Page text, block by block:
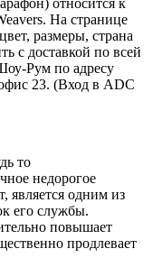
относится к
На странице
размеры, страна
с доставкой по всей
Рум по адресу
23. (Вход в ADC
то
недорогое
является одним из
его службы.
повышает
продлевает